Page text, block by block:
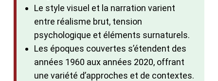
Le style visuel et la narration varient
entre réalisme brut, tension
psychologique et éléments surnaturels.
Les époques couvertes s’étendent des
années 1960 aux années 2020, offrant
une variété d’approches et de contextes.